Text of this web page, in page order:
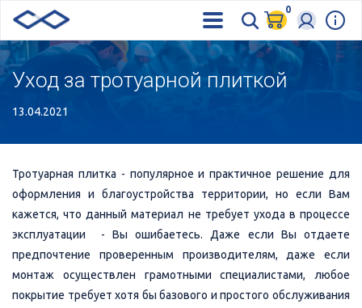
0
Уход за тротуарной плиткой
13.04.2021
Тротуарная плитка - популярное и практичное решение для
оформления и благоустройства территории, но если Вам
кажется, что данный материал не требует ухода в процессе
эксплуатации - Вы ошибаетесь. Даже если Вы отдаете
предпочтение проверенным производителям, даже если
монтаж осуществлен грамотными специалистами, любое
покрытие требует хотя бы базового и простого обслуживания